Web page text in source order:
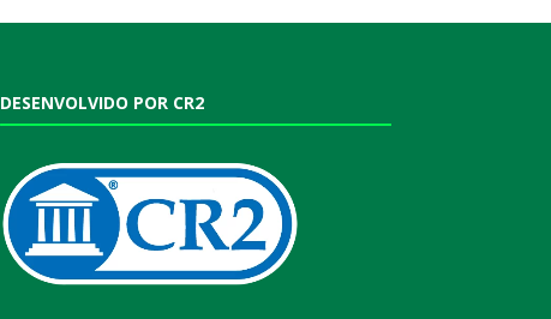
DESENVOLVIDO POR CR2